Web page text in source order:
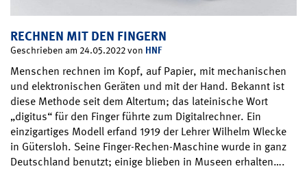
RECHNEN MIT DEN FINGERN
Geschrieben am 24.05.2022 von HNF
Menschen rechnen im Kopf, auf Papier, mit mechanischen
und elektronischen Geräten und mit der Hand. Bekannt ist
diese Methode seit dem Altertum; das lateinische Wort
„digitus“ für den Finger führte zum Digitalrechner. Ein
einzigartiges Modell erfand 1919 der Lehrer Wilhelm Wlecke
in Gütersloh. Seine Finger-Rechen-Maschine wurde in ganz
Deutschland benutzt; einige blieben in Museen erhalten….